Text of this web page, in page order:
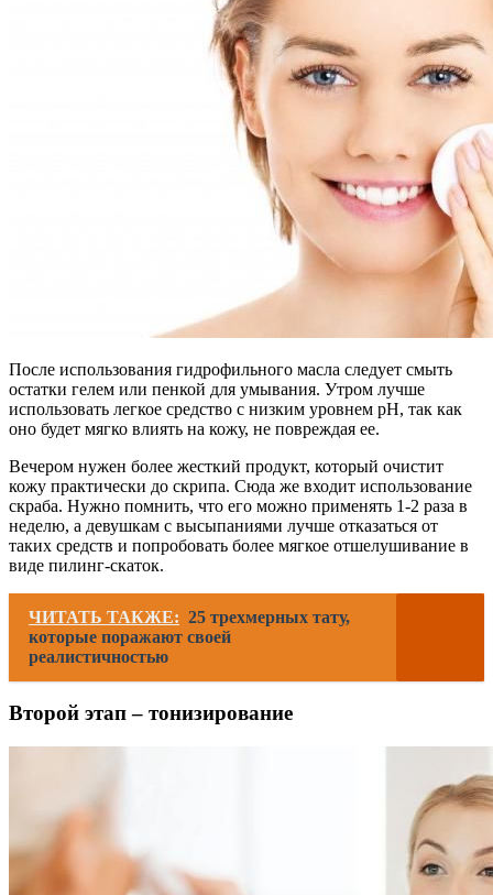
После использования гидрофильного масла следует смыть
остатки гелем или пенкой для умывания. Утром лучше
использовать легкое средство с низким уровнем pH, так как
оно будет мягко влиять на кожу, не повреждая ее.
Вечером нужен более жесткий продукт, который очистит
кожу практически до скрипа. Сюда же входит использование
скраба. Нужно помнить, что его можно применять 1-2 раза в
неделю, а девушкам с высыпаниями лучше отказаться от
таких средств и попробовать более мягкое отшелушивание в
виде пилинг-скаток.
ЧИТАТЬ ТАКЖЕ: 25 трехмерных тату,
которые поражают своей
реалистичностью
Второй этап – тонизирование